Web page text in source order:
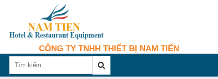
CÔNG TY TNHH THIẾT BỊ NAM TIẾN